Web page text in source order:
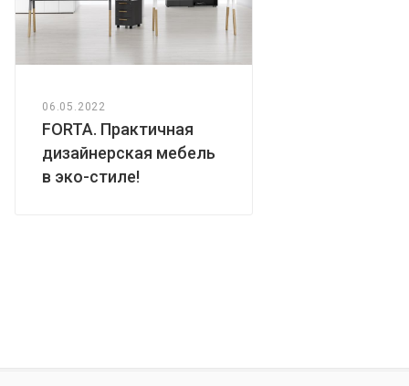
06.05.2022
FORTA. Практичная
дизайнерская мебель
в эко-стиле!